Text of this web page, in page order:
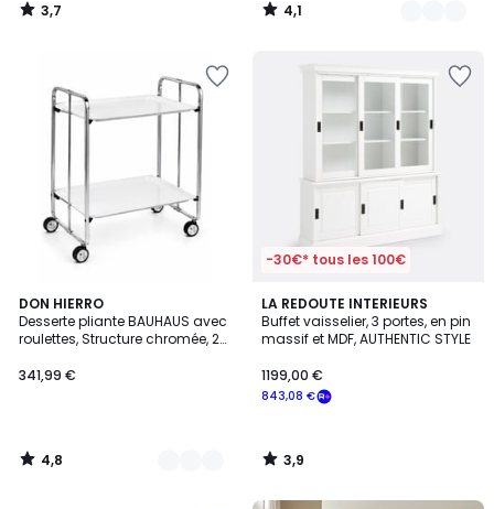
3,7
/
4,1
/
DON HIERRO
Desserte pliante BAUHAUS avec
roulettes, Structure chromée, 2
341,99 €
4,8
/ 5
16
Couleurs
4,8
/
-30€* tous les 100€
LA REDOUTE INTERIEURS
Buffet vaisselier, 3 portes, en pin
massif et MDF, AUTHENTIC STYLE
843,08 €
1199,00 €
3,9
/ 5
3,9
/